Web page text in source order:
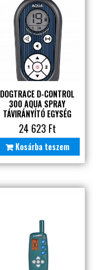
DOGTRACE D-CONTROL
300 AQUA SPRAY
TÁVIRÁNYÍTÓ EGYSÉG
24 623 Ft
Kosárba teszem